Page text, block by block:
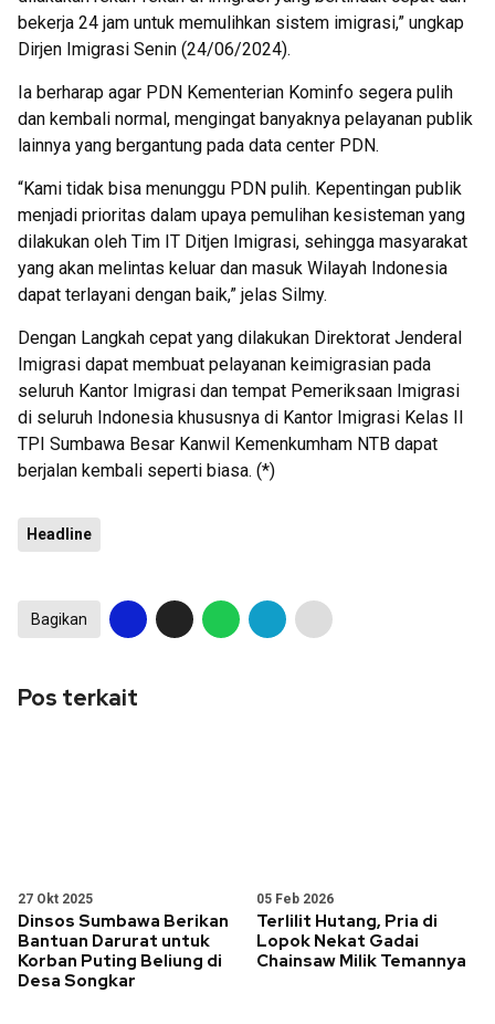
bekerja 24 jam untuk memulihkan sistem imigrasi,” ungkap
Dirjen Imigrasi Senin (24/06/2024).
Ia berharap agar PDN Kementerian Kominfo segera pulih
dan kembali normal, mengingat banyaknya pelayanan publik
lainnya yang bergantung pada data center PDN.
“Kami tidak bisa menunggu PDN pulih. Kepentingan publik
menjadi prioritas dalam upaya pemulihan kesisteman yang
dilakukan oleh Tim IT Ditjen Imigrasi, sehingga masyarakat
yang akan melintas keluar dan masuk Wilayah Indonesia
dapat terlayani dengan baik,” jelas Silmy.
Dengan Langkah cepat yang dilakukan Direktorat Jenderal
Imigrasi dapat membuat pelayanan keimigrasian pada
seluruh Kantor Imigrasi dan tempat Pemeriksaan Imigrasi
di seluruh Indonesia khususnya di Kantor Imigrasi Kelas II
TPI Sumbawa Besar Kanwil Kemenkumham NTB dapat
berjalan kembali seperti biasa. (*)
Headline
Bagikan
Pos terkait
27 Okt 2025
Dinsos Sumbawa Berikan
Bantuan Darurat untuk
Korban Puting Beliung di
Desa Songkar
05 Feb 2026
Terlilit Hutang, Pria di
Lopok Nekat Gadai
Chainsaw Milik Temannya